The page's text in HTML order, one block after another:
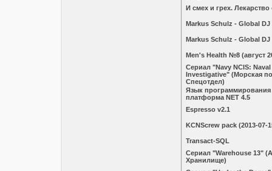
И смех и грех. Лекарство
Markus Schulz - Global
Markus Schulz - Global
Men's Health №8 (август
Сериал "Navy NCIS:
Investigative" (Морская
Спецотдел)
Язык программирования
платформа NET 4.5
Espresso v2.1
KCNScrew pack (2013-07-
Transact-SQL
Сериал "Warehouse 13"
Хранилище)